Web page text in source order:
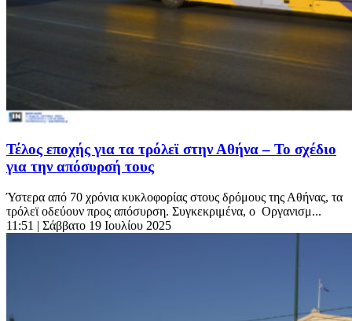
Τέλος εποχής για τα τρόλεϊ στην Αθήνα – Το σχέδιο
για την απόσυρσή τους
Ύστερα από 70 χρόνια κυκλοφορίας στους δρόμους της Αθήνας, τα
τρόλεϊ οδεύουν προς απόσυρση. Συγκεκριμένα, ο Οργανισμ...
11:51 | Σάββατο 19 Ιουλίου 2025